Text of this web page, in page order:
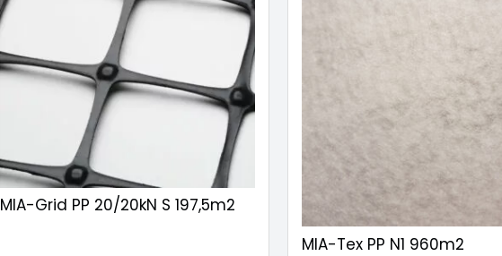
MIA-Grid PP 20/20kN S 197,5m2
MIA-Tex PP N1 960m2